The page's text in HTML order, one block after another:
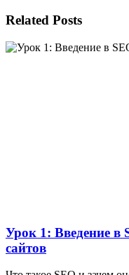
Related Posts
Урок 1: Введение в
сайтов